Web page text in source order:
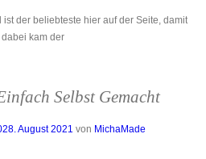
der beliebteste hier auf der Seite, damit
kam der
Selbst Gemacht
28. August 2021 von MichaMade